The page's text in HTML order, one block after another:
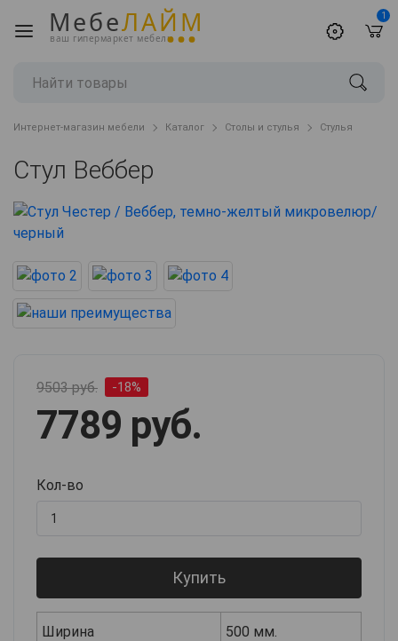
МебеЛАЙМ
ваш гипермаркет мебели
1
Интернет-магазин мебели Каталог Столы и стулья Стулья
Стул Веббер
9503 руб. -18%
7789 руб.
Кол-во
Купить
Ширина 500 мм.